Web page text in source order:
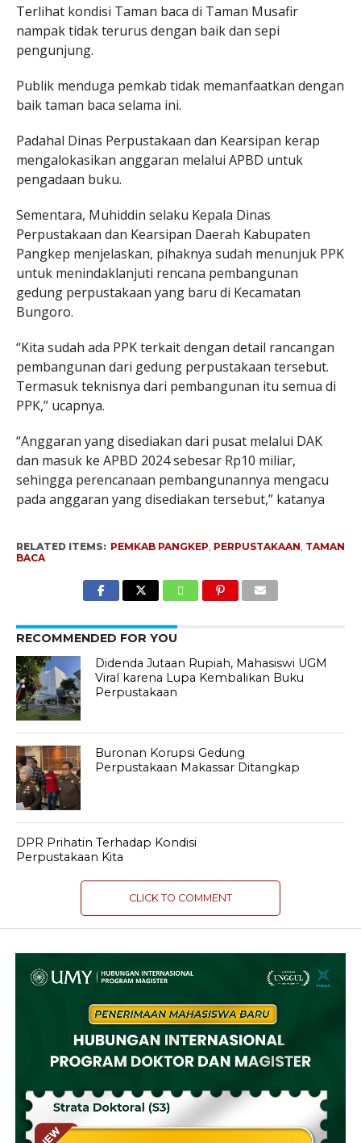
Terlihat kondisi Taman baca di Taman Musafir
nampak tidak terurus dengan baik dan sepi
pengunjung.
Publik menduga pemkab tidak memanfaatkan dengan
baik taman baca selama ini.
Padahal Dinas Perpustakaan dan Kearsipan kerap
mengalokasikan anggaran melalui APBD untuk
pengadaan buku.
Sementara, Muhiddin selaku Kepala Dinas
Perpustakaan dan Kearsipan Daerah Kabupaten
Pangkep menjelaskan, pihaknya sudah menunjuk PPK
untuk menindaklanjuti rencana pembangunan
gedung perpustakaan yang baru di Kecamatan
Bungoro.
“Kita sudah ada PPK terkait dengan detail rancangan
pembangunan dari gedung perpustakaan tersebut.
Termasuk teknisnya dari pembangunan itu semua di
PPK,” ucapnya.
“Anggaran yang disediakan dari pusat melalui DAK
dan masuk ke APBD 2024 sebesar Rp10 miliar,
sehingga perencanaan pembangunannya mengacu
pada anggaran yang disediakan tersebut,” katanya
RELATED ITEMS: PEMKAB PANGKEP, PERPUSTAKAAN, TAMAN
BACA
RECOMMENDED FOR YOU
Didenda Jutaan Rupiah, Mahasiswi UGM
Viral karena Lupa Kembalikan Buku
Perpustakaan
Buronan Korupsi Gedung
Perpustakaan Makassar Ditangkap
DPR Prihatin Terhadap Kondisi
Perpustakaan Kita
CLICK TO COMMENT